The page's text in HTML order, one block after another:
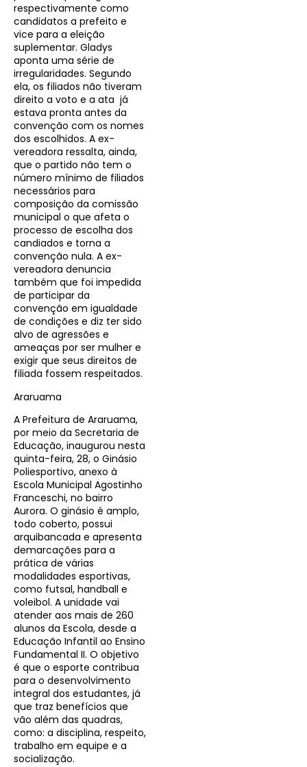
respectivamente como
candidatos a prefeito e
vice para a eleição
suplementar. Gladys
aponta uma série de
irregularidades. Segundo
ela, os filiados não tiveram
direito a voto e a ata já
estava pronta antes da
convenção com os nomes
dos escolhidos. A ex-
vereadora ressalta, ainda,
que o partido não tem o
número mínimo de filiados
necessários para
composição da comissão
municipal o que afeta o
processo de escolha dos
candiados e torna a
convenção nula. A ex-
vereadora denuncia
também que foi impedida
de participar da
convenção em igualdade
de condições e diz ter sido
alvo de agressões e
ameaças por ser mulher e
exigir que seus direitos de
filiada fossem respeitados.
Araruama
A Prefeitura de Araruama,
por meio da Secretaria de
Educação, inaugurou nesta
quinta-feira, 28, o Ginásio
Poliesportivo, anexo à
Escola Municipal Agostinho
Franceschi, no bairro
Aurora. O ginásio é amplo,
todo coberto, possui
arquibancada e apresenta
demarcações para a
prática de várias
modalidades esportivas,
como futsal, handball e
voleibol. A unidade vai
atender aos mais de 260
alunos da Escola, desde a
Educação Infantil ao Ensino
Fundamental II. O objetivo
é que o esporte contribua
para o desenvolvimento
integral dos estudantes, já
que traz benefícios que
vão além das quadras,
como: a disciplina, respeito,
trabalho em equipe e a
socialização.